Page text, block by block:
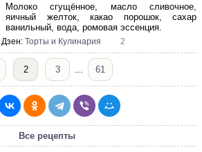
Молоко сгущённое, масло сливочное,
яичный желток, какао порошок, сахар
ванильный, вода, ромовая эссенция.
Дзен: Торты и Кулинария 2
2 3 ... 61
Все рецепты